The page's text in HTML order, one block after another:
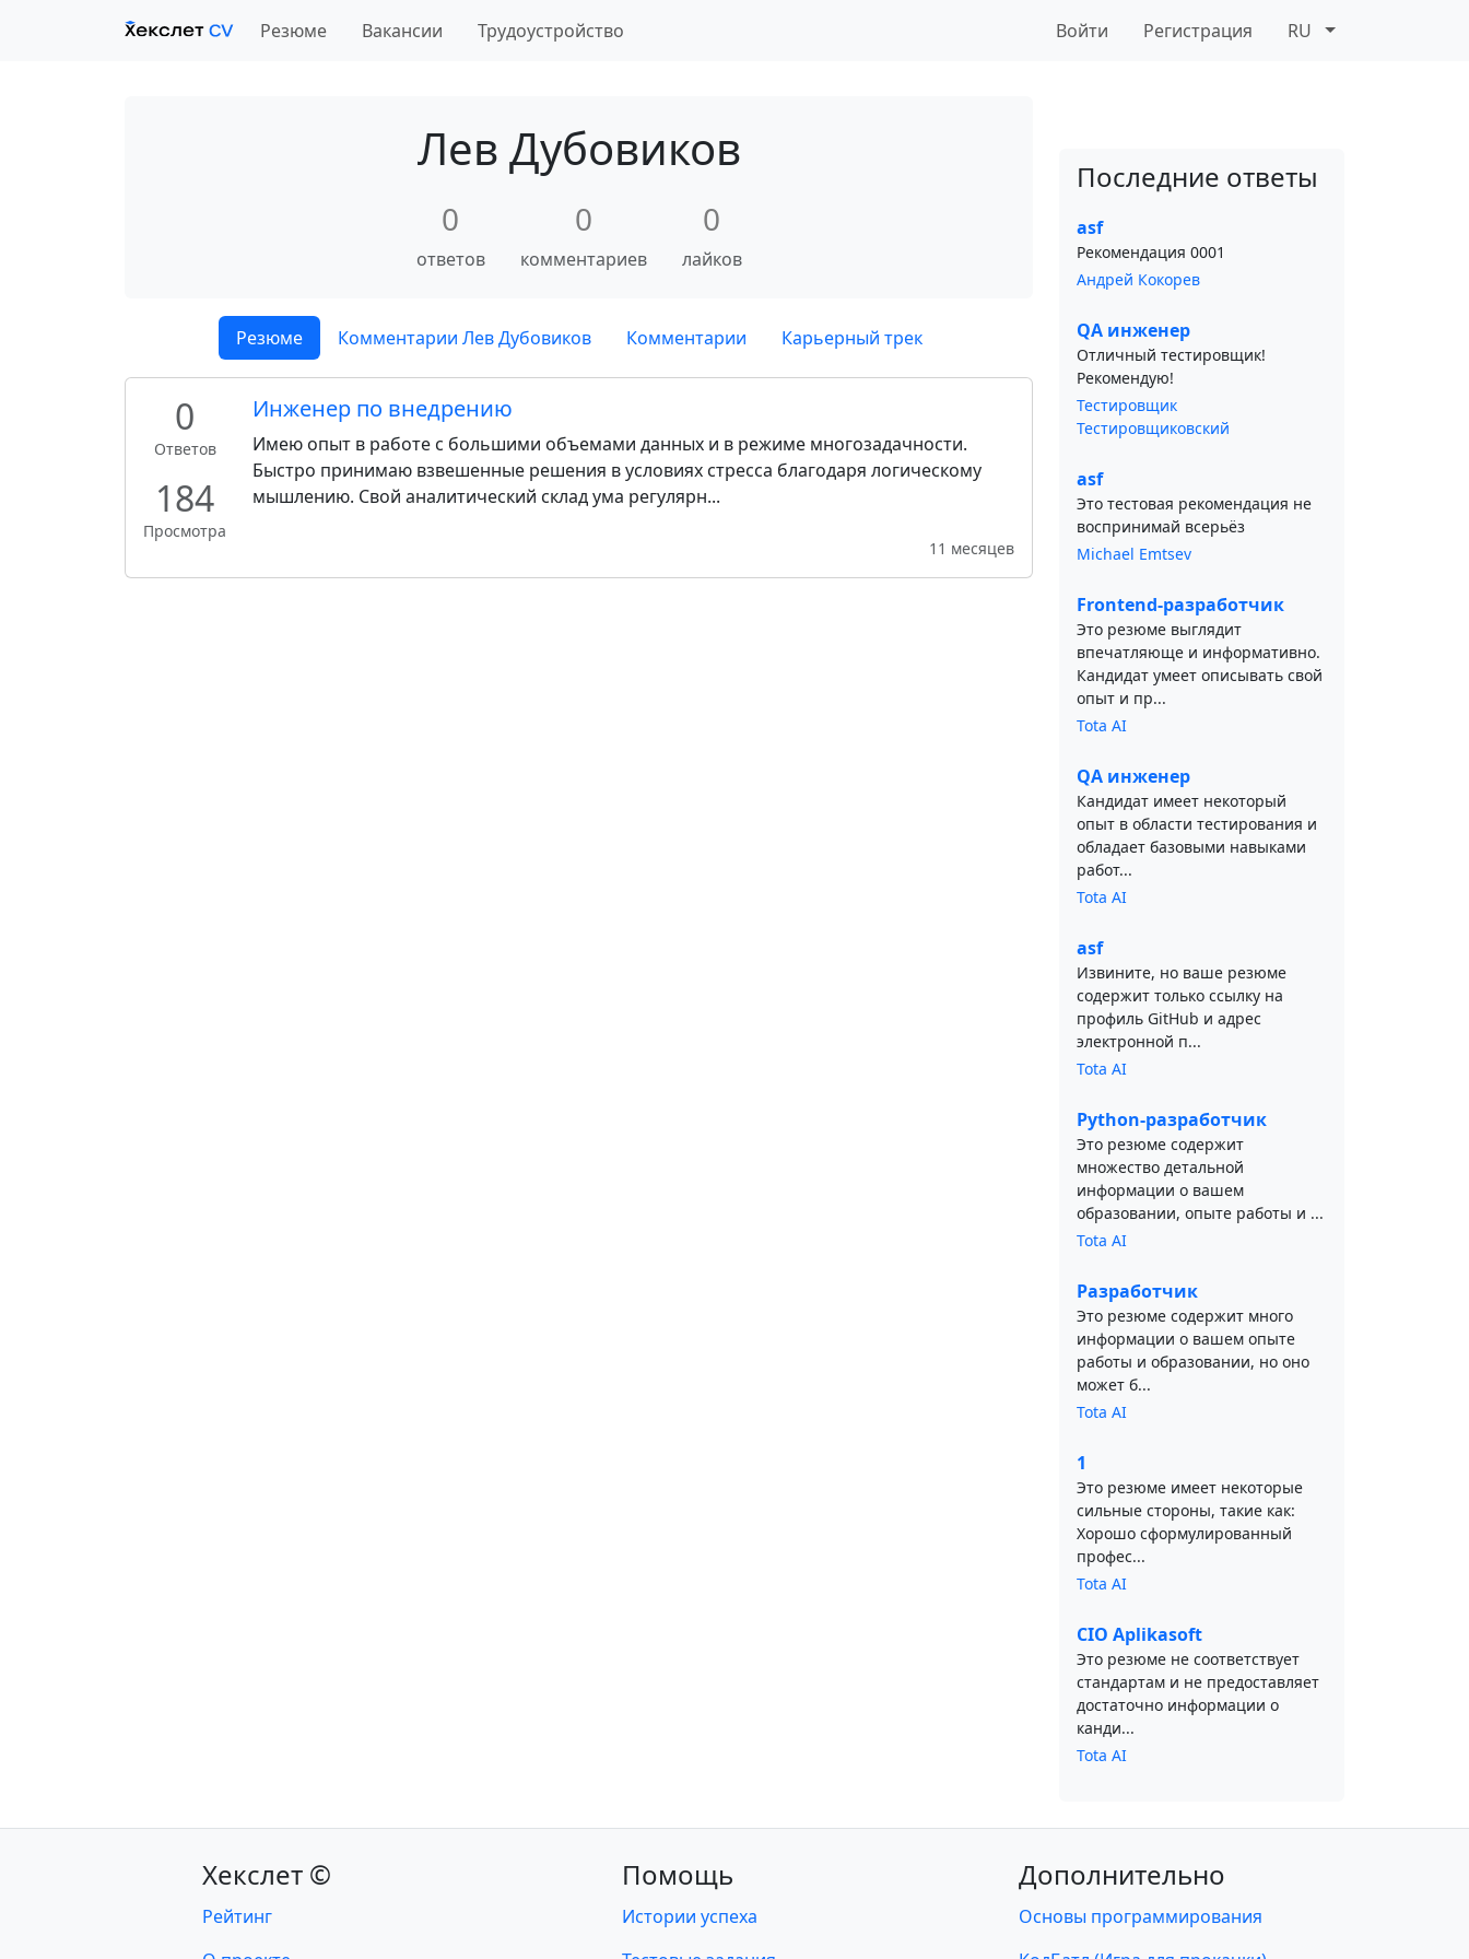
Резюме Вакансии Трудоустройство Войти Регистрация RU
Лев Дубовиков
0
ответов
0
комментариев
0
лайков
Резюме Комментарии Лев Дубовиков Комментарии Карьерный трек
0
Ответов
184
Просмотра
Инженер по внедрению
Имею опыт в работе с большими объемами данных и в режиме многозадачности.
Быстро принимаю взвешенные решения в условиях стресса благодаря логическому
мышлению. Свой аналитический склад ума регулярн...
11 месяцев
Последние ответы
asf
Рекомендация 0001
Андрей Кокорев
QA инженер
Отличный тестировщик!
Рекомендую!
Тестировщик
Тестировщиковский
asf
Это тестовая рекомендация не
воспринимай всерьёз
Michael Emtsev
Frontend-разработчик
Это резюме выглядит
впечатляюще и информативно.
Кандидат умеет описывать свой
опыт и пр...
Tota AI
QA инженер
Кандидат имеет некоторый
опыт в области тестирования и
обладает базовыми навыками
работ...
Tota AI
asf
Извините, но ваше резюме
содержит только ссылку на
профиль GitHub и адрес
электронной п...
Tota AI
Python-разработчик
Это резюме содержит
множество детальной
информации о вашем
образовании, опыте работы и ...
Tota AI
Разработчик
Это резюме содержит много
информации о вашем опыте
работы и образовании, но оно
может б...
Tota AI
1
Это резюме имеет некоторые
сильные стороны, такие как:
Хорошо сформулированный
профес...
Tota AI
CIO Aplikasoft
Это резюме не соответствует
стандартам и не предоставляет
достаточно информации о
канди...
Tota AI
Хекслет ©
Рейтинг
Помощь
Истории успеха
Дополнительно
Основы программирования